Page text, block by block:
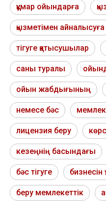
құмар ойындарға
қызметімен айналысуға
тігуге қатысушылар
саны туралы
ойын жабдығының
немесе бәс
лицензия беру
кезеңнің басындағы
бәс тігуге
беру мемлекеттік